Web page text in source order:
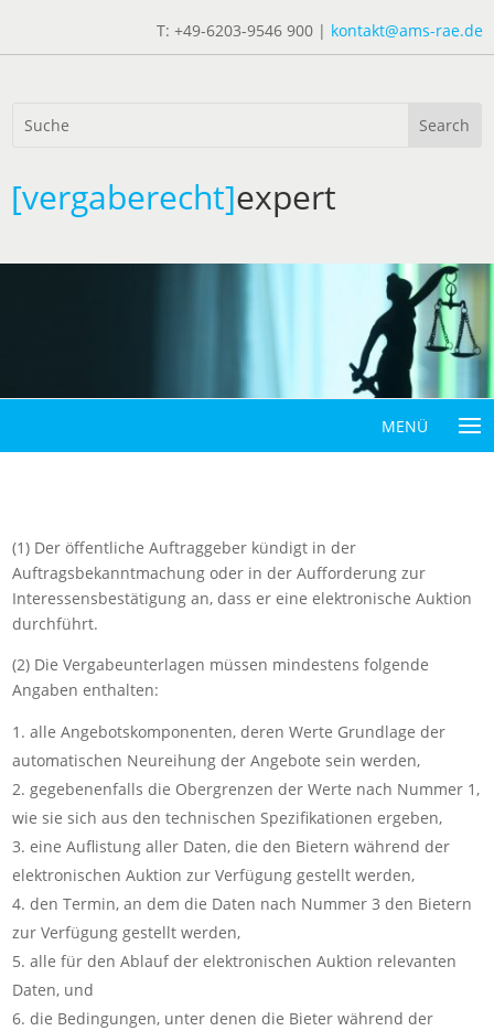
T: +49-6203-9546 900 | kontakt@ams-rae.de
[vergaberecht]expert
(1) Der öffentliche Auftraggeber kündigt in der
Auftragsbekanntmachung oder in der Aufforderung zur
Interessensbestätigung an, dass er eine elektronische Auktion
durchführt.
(2) Die Vergabeunterlagen müssen mindestens folgende
Angaben enthalten:
alle Angebotskomponenten, deren Werte Grundlage der
automatischen Neureihung der Angebote sein werden,
gegebenenfalls die Obergrenzen der Werte nach Nummer 1,
wie sie sich aus den technischen Spezifikationen ergeben,
eine Auflistung aller Daten, die den Bietern während der
elektronischen Auktion zur Verfügung gestellt werden,
den Termin, an dem die Daten nach Nummer 3 den Bietern
zur Verfügung gestellt werden,
alle für den Ablauf der elektronischen Auktion relevanten
Daten, und
die Bedingungen, unter denen die Bieter während der